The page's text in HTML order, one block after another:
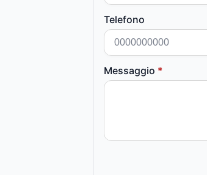
Telefono
Messaggio *